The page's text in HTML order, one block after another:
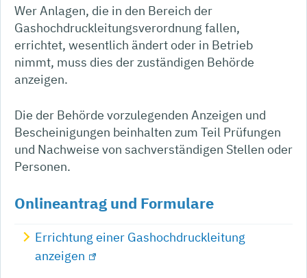
Wer Anlagen, die in den Bereich der
Gashochdruckleitungsverordnung fallen,
errichtet, wesentlich ändert oder in Betrieb
nimmt, muss dies der zuständigen Behörde
anzeigen.
Die der Behörde vorzulegenden Anzeigen und
Bescheinigungen beinhalten zum Teil Prüfungen
und Nachweise von sachverständigen Stellen oder
Personen.
Onlineantrag und Formulare
Errichtung einer Gashochdruckleitung
anzeigen